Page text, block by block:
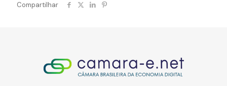
Compartilhar